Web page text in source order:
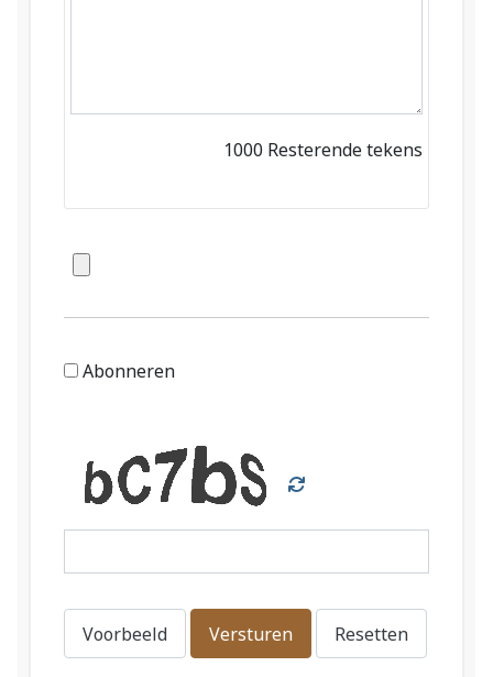
1000 Resterende tekens
Abonneren
Voorbeeld Versturen Resetten